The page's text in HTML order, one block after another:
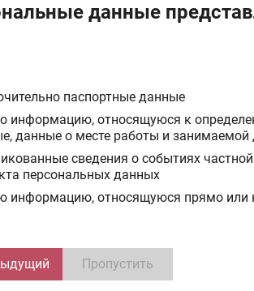
данные
паспортные данные
информацию, относящуюся к
данные о месте работы и занимаемой
сведения о событиях
персональных данных
информацию, относящуюся прямо или
Пропустить